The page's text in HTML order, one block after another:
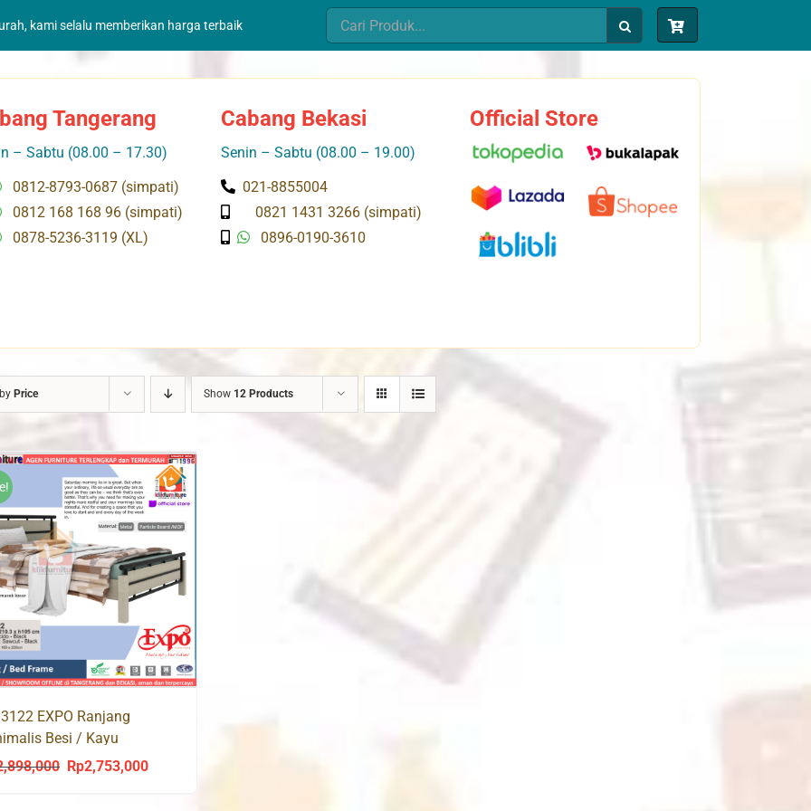
kami selalu memberikan harga terbaik
Search
for:
Tangerang
– Sabtu (08.00 – 17.30)
0812-8793-0687 (simpati)
0812 168 168 96 (simpati)
0878-5236-3119 (XL)
Cabang Bekasi
Senin – Sabtu (08.00 – 19.00)
021-8855004
0821 1431 3266 (simpati)
0896-0190-3610
Official Store
Price Show 12 Products
EXPO Ranjang
Besi / Kayu
Original
Rp2,753,000Current